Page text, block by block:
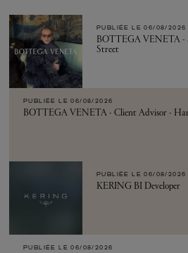
PUBLIÉE LE 06/08/2026
BOTTEGA VENETA -
Street
PUBLIÉE LE 06/08/2026
BOTTEGA VENETA - Client Advisor -
PUBLIÉE LE 06/08/2026
KERING BI Developer
PUBLIÉE LE 06/08/2026